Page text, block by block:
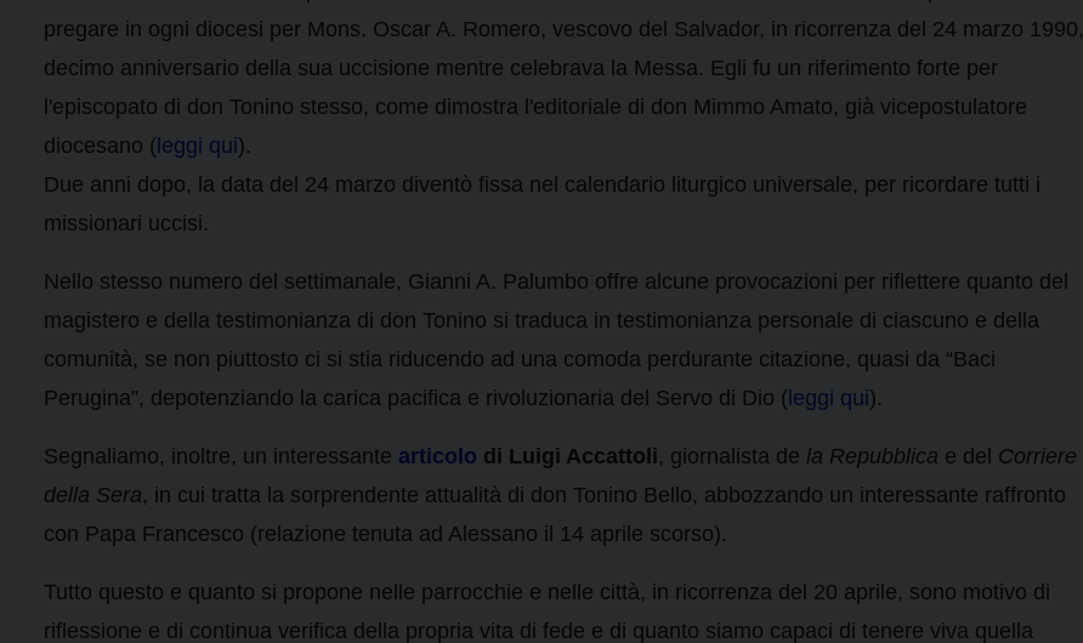
pregare in ogni diocesi per Mons. Oscar A. Romero, vescovo del Salvador, in ricorrenza del 24 marzo 1990,
decimo anniversario della sua uccisione mentre celebrava la Messa. Egli fu un riferimento forte per
l'episcopato di don Tonino stesso, come dimostra l'editoriale di don Mimmo Amato, già vicepostulatore
diocesano ( leggi qui).
Due anni dopo, la data del 24 marzo diventò fissa nel calendario liturgico universale, per ricordare tutti i
missionari uccisi.
Nello stesso numero del settimanale, Gianni A. Palumbo offre alcune provocazioni per riflettere quanto del
magistero e della testimonianza di don Tonino si traduca in testimonianza personale di ciascuno e della
comunità, se non piuttosto ci si stia riducendo ad una comoda perdurante citazione, quasi da “Baci
Perugina”, depotenziando la carica pacifica e rivoluzionaria del Servo di Dio ( leggi qui).
Segnaliamo, inoltre, un interessante articolo di Luigi Accattoli, giornalista de la Repubblica e del Corriere
della Sera, in cui tratta la sorprendente attualità di don Tonino Bello, abbozzando un interessante raffronto
con Papa Francesco (relazione tenuta ad Alessano il 14 aprile scorso).
Tutto questo e quanto si propone nelle parrocchie e nelle città, in ricorrenza del 20 aprile, sono motivo di
riflessione e di continua verifica della propria vita di fede e di quanto siamo capaci di tenere viva quella